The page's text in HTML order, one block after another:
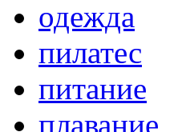
одежда
пилатес
питание
плавание